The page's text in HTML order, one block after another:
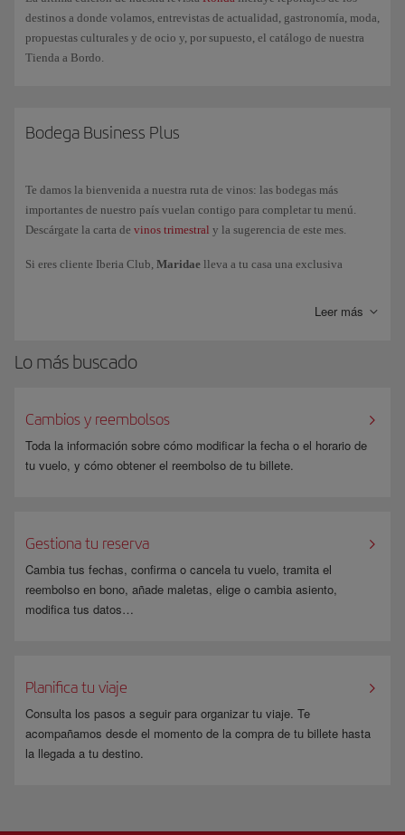
mano de modo que impidan el libre movimiento de las piernas e
intenta vestir ropa cómoda y poco ajustada.
destinos a donde volamos, entrevistas de actualidad, gastronomía, moda,
propuestas culturales y de ocio y, por supuesto, el catálogo de nuestra
Tienda a Bordo.
Bodega Business Plus
Te damos la bienvenida a nuestra ruta de vinos: las bodegas más
importantes de nuestro país vuelan contigo para completar tu menú.
Descárgate la carta de vinos trimestral y la sugerencia de este mes.
Si eres cliente Iberia Club, Maridae lleva a tu casa una exclusiva
Enviamos tus pedidos a España, Portugal, Francia, Italia y Alemania.
Leer más
Lo más buscado
Cambios y reembolsos
Toda la información sobre cómo modificar la fecha o el horario de
tu vuelo, y cómo obtener el reembolso de tu billete.
Gestiona tu reserva
Cambia tus fechas, confirma o cancela tu vuelo, tramita el
reembolso en bono, añade maletas, elige o cambia asiento,
modifica tus datos…
Planifica tu viaje
Consulta los pasos a seguir para organizar tu viaje. Te
acompañamos desde el momento de la compra de tu billete hasta
la llegada a tu destino.